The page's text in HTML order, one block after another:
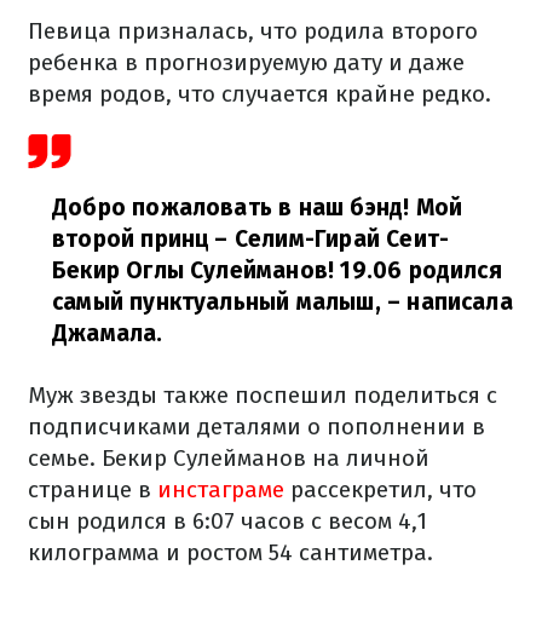
Певица призналась, что родила второго
ребенка в прогнозируемую дату и даже
время родов, что случается крайне редко.
Добро пожаловать в наш бэнд! Мой
второй принц – Селим-Гирай Сеит-
Бекир Оглы Сулейманов! 19.06 родился
самый пунктуальный малыш, – написала
Джамала.
Муж звезды также поспешил поделиться с
подписчиками деталями о пополнении в
семье. Бекир Сулейманов на личной
странице в инстаграме рассекретил, что
сын родился в 6:07 часов с весом 4,1
килограмма и ростом 54 сантиметра.